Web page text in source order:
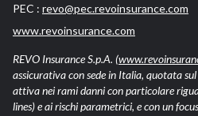
PEC : revo@pec.revoinsurance.com
www.revoinsurance.com
REVO Insurance S.p.A.
assicurativa con sede in Italia, quotata
attiva nei rami danni con particolare
lines) e ai rischi parametrici, e con un